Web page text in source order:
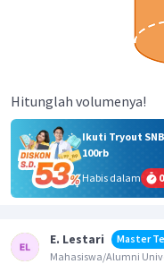
Hitunglah volumenya!
Ikuti Tryout
100rb
Habis dalam
E. Lestari
Master
Mahasiswa/Alumni